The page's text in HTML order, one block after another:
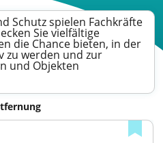
Schutz spielen Fachkräfte
Sie vielfältige
die Chance bieten, in der
zu werden und zur
und Objekten